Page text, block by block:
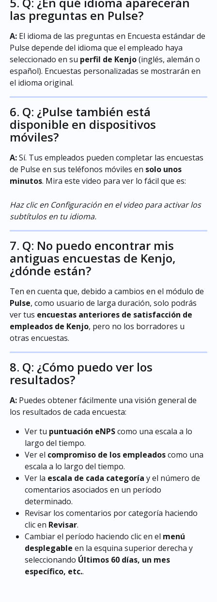
las preguntas en Pulse?
A: El idioma de las preguntas en Encuesta estándar de
Pulse depende del idioma que el empleado haya
seleccionado en su perfil de Kenjo (inglés, alemán o
español). Encuestas personalizadas se mostrarán en
el idioma original.
6. Q: ¿Pulse también está
disponible en dispositivos
móviles?
A: Sí. Tus empleados pueden completar las encuestas
de Pulse en sus teléfonos móviles en solo unos
minutos. Mira este video para ver lo fácil que es:
Haz clic en Configuración en el video para activar los
subtítulos en tu idioma.
7. Q: No puedo encontrar mis
antiguas encuestas de Kenjo,
¿dónde están?
Ten en cuenta que, debido a cambios en el módulo de
Pulse, como usuario de larga duración, solo podrás
ver tus encuestas anteriores de satisfacción de
empleados de Kenjo, pero no los borradores u
otras encuestas.
8. Q: ¿Cómo puedo ver los
resultados?
A: Puedes obtener fácilmente una visión general de
los resultados de cada encuesta:
Ver tu puntuación eNPS como una escala a lo
largo del tiempo.
Ver el compromiso de los empleados como una
escala a lo largo del tiempo.
Ver la escala de cada categoría y el número de
comentarios asociados en un período
determinado.
Revisar los comentarios por categoría haciendo
clic en Revisar.
Cambiar el período haciendo clic en el menú
desplegable en la esquina superior derecha y
seleccionando Últimos 60 días, un mes
específico, etc..